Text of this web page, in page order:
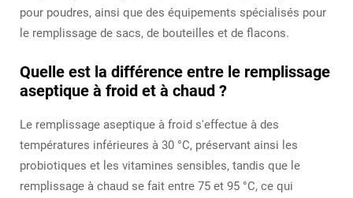
pour poudres, ainsi que des équipements spécialisés pour
le remplissage de sacs, de bouteilles et de flacons.
Quelle est la différence entre le remplissage
aseptique à froid et à chaud ?
Le remplissage aseptique à froid s'effectue à des
températures inférieures à 30 °C, préservant ainsi les
probiotiques et les vitamines sensibles, tandis que le
remplissage à chaud se fait entre 75 et 95 °C, ce qui